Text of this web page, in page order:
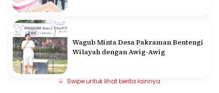
Wagub Minta Desa Pakraman Bentengi
Wilayah dengan Awig-Awig
Swipe untuk lihat berita lainnya